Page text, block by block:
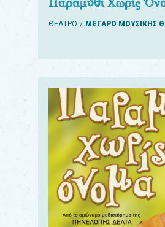
ΘΕΑΤΡΟ ΜΕΓΑΡΟ ΜΟΥΣΙΚΗΣ